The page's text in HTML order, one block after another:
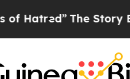
The Story